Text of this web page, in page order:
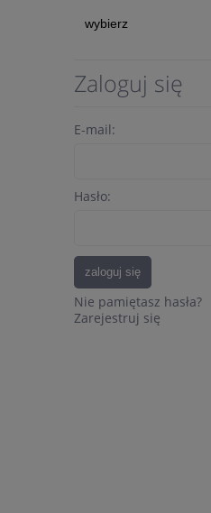
Zaloguj się
E-mail:
Hasło:
zaloguj się
Nie pamiętasz hasła?
Zarejestruj się